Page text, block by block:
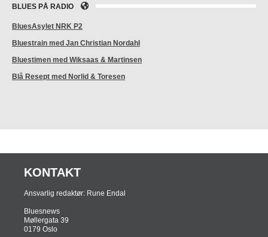
BLUES PÅ RADIO
BluesAsylet NRK P2
Bluestrain med Jan Christian Nordahl
Bluestimen med Wiksaas & Martinsen
Blå Resept med Norlid & Toresen
KONTAKT
Ansvarlig redaktør: Rune Endal
Bluesnews
Møllergata 39
0179 Oslo